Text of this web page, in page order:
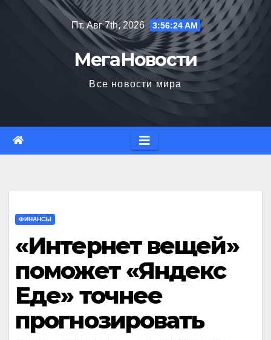
Пт. Авг 7th, 2026 3:56:25 AM
МегаНовости
Все новости мира
ФИНАНСЫ
«Интернет вещей»
поможет «Яндекс
Еде» точнее
прогнозировать